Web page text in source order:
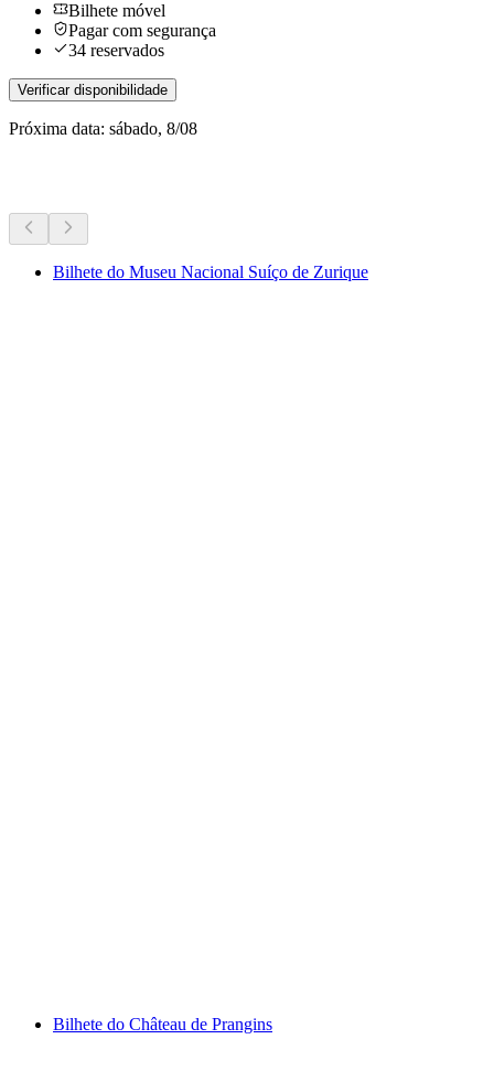
Bilhete móvel
Pagar com segurança
34 reservados
Verificar disponibilidade
Próxima data: sábado, 8/08
Bilhete do Museu Nacional Suíço de Zurique
Bilhete do Château de Prangins